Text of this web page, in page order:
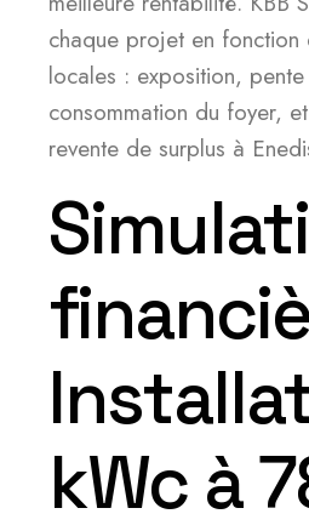
chaque projet en fonction
locales : exposition,
consommation du foyer,
revente de surplus à
kWc à